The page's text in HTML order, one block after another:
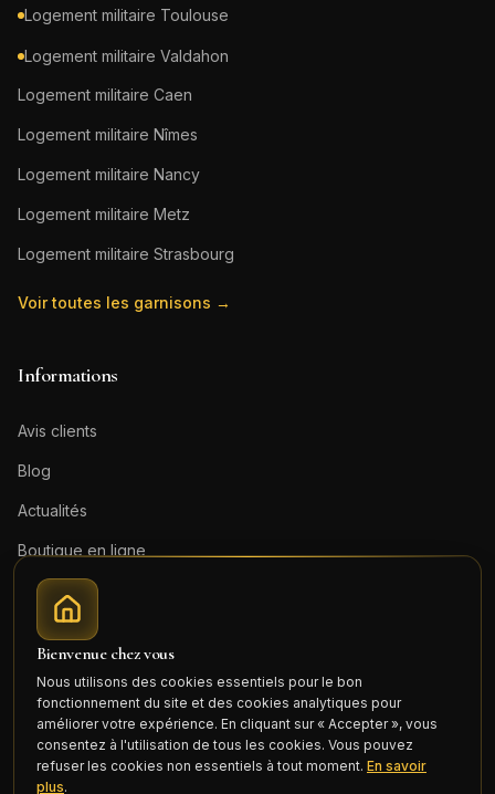
Logement militaire Toulouse
Logement militaire Valdahon
Logement militaire Caen
Logement militaire Nîmes
Logement militaire Nancy
Logement militaire Metz
Logement militaire Strasbourg
Voir toutes les garnisons →
Informations
Avis clients
Blog
Actualités
Boutique en ligne
Contact
Mentions légales
Connexion
Bienvenue chez vous
Nous utilisons des cookies essentiels pour le bon
fonctionnement du site et des cookies analytiques pour
améliorer votre expérience. En cliquant sur « Accepter », vous
consentez à l'utilisation de tous les cookies. Vous pouvez
refuser les cookies non essentiels à tout moment. En savoir
plus.